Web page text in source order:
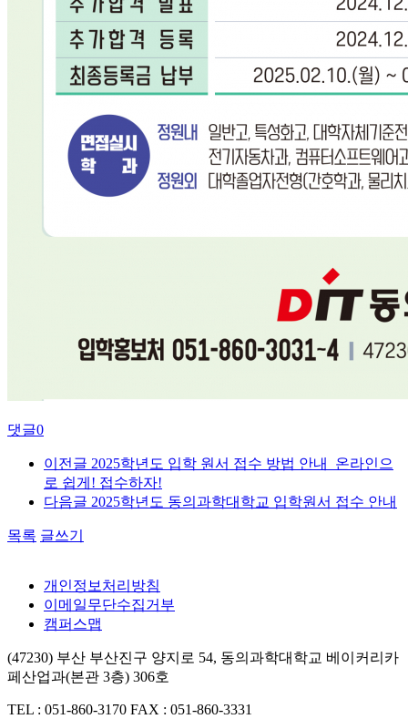
댓글0
이전글 2025학년도 입학 원서 접수 방법 안내_온라인으
로 쉽게! 접수하자!
다음글 2025학년도 동의과학대학교 입학원서 접수 안내
목록 글쓰기
개인정보처리방침
이메일무단수집거부
캠퍼스맵
(47230) 부산 부산진구 양지로 54, 동의과학대학교 베이커리카
페산업과(본관 3층) 306호
TEL : 051-860-3170 FAX : 051-860-3331